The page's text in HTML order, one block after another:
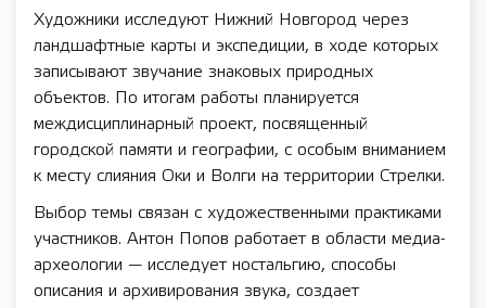
Художники исследуют Нижний Новгород через
ландшафтные карты и экспедиции, в ходе которых
записывают звучание знаковых природных
объектов. По итогам работы планируется
междисциплинарный проект, посвященный
городской памяти и географии, с особым вниманием
к месту слияния Оки и Волги на территории Стрелки.
Выбор темы связан с художественными практиками
участников. Антон Попов работает в области медиа-
археологии — исследует ностальгию, способы
описания и архивирования звука, создает